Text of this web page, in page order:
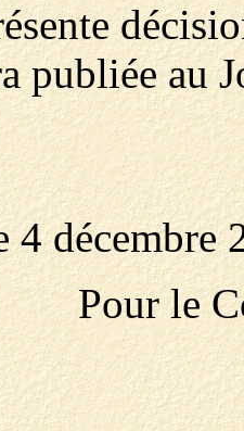
publiée au
4 décembre
Pour le